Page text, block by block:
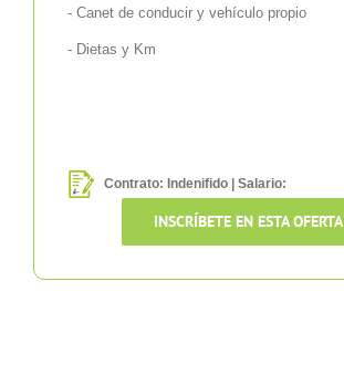
- Canet de conducir y vehículo propio
- Dietas y Km
Contrato: Indenifido | Salario:
INSCRÍBETE EN ESTA OFERTA